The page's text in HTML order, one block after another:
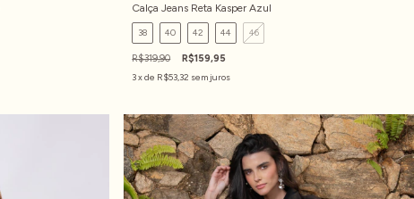
Calça Jeans Reta Kasper Azul
38 40 42 44 46
R$319,90
R$159,95
3x de R$53,32 sem juros